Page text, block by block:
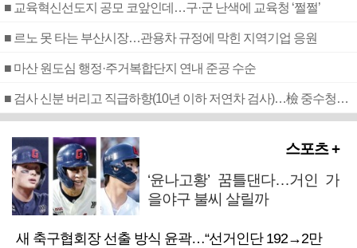
■ 교육혁신선도지 공모 코앞인데…구·군 난색에 교육청 ‘쩔쩔’
■ 르노 못 타는 부산시장…관용차 규정에 막힌 지역기업 응원
■ 마산 원도심 행정·주거복합단지 연내 준공 수순
■ 검사 신분 버리고 직급하향(10년 이하 저연차 검사)…檢 중수청행 기피
스포츠 +
‘윤나고황’ 꿈틀댄다…거인 가
을야구 불씨 살릴까
새 축구협회장 선출 방식 윤곽…“선거인단 192→2만